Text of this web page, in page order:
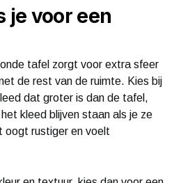
je voor een
tafel zorgt voor extra sfeer
de rest van de ruimte. Kies bij
dat groter is dan de tafel,
kleed blijven staan als je ze
oogt rustiger en voelt